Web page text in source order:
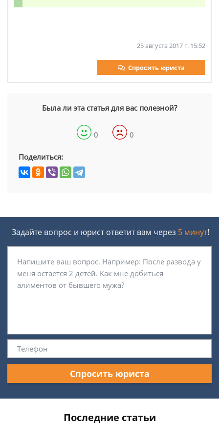
25 августа 2017 г. 15:52
Спросить юриста
Была ли эта статья для вас полезной?
0 0
Поделиться:
Задайте вопрос и юрист ответит вам через 5 минут!
Спросить юриста
Последние статьи